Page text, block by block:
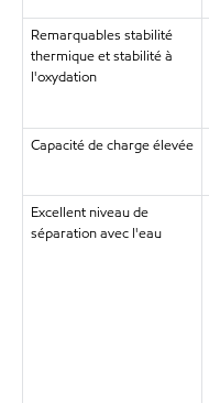
Remarquables stabilité
thermique et stabilité à
l'oxydation
Capacité de charge élevée
Excellent niveau de
séparation avec l'eau